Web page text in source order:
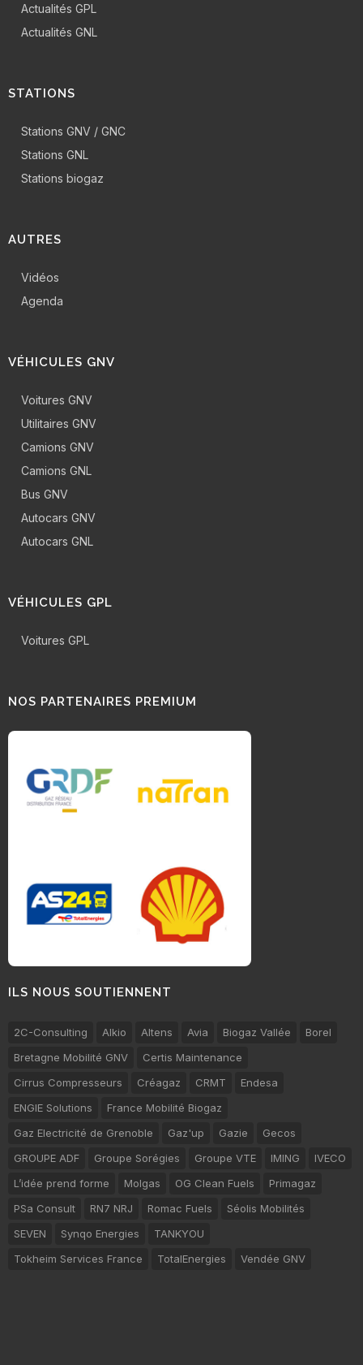
Actualités GPL
Actualités GNL
STATIONS
Stations GNV / GNC
Stations GNL
Stations biogaz
AUTRES
Vidéos
Agenda
VÉHICULES GNV
Voitures GNV
Utilitaires GNV
Camions GNV
Camions GNL
Bus GNV
Autocars GNV
Autocars GNL
VÉHICULES GPL
Voitures GPL
NOS PARTENAIRES PREMIUM
ILS NOUS SOUTIENNENT
2C-Consulting Alkio Altens Avia Biogaz Vallée
Borel
Bretagne Mobilité GNV
Certis Maintenance
Cirrus Compresseurs
Créagaz CRMT
Endesa
ENGIE Solutions
France Mobilité Biogaz
Gaz Electricité de Grenoble
Gaz'up Gazie
Gecos
GROUPE ADF
Groupe Sorégies Groupe VTE IMING
IVECO
L’idée prend forme
Molgas OG Clean Fuels
Primagaz
PSa Consult
RN7 NRJ Romac Fuels
Séolis Mobilités
SEVEN
Synqo Energies
TANKYOU
Tokheim Services France
TotalEnergies Vendée GNV